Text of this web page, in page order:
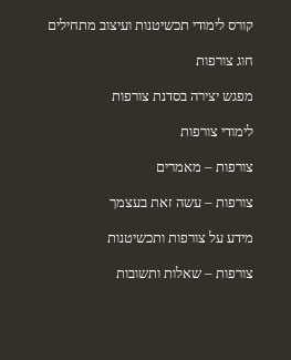
קורס לימודי תכשיטנות ועיצוב מתחילים
חוג צורפות
מפגש יצירה בסדנת צורפות
לימודי צורפות
צורפות – מאמרים
צורפות – עשה זאת בעצמך
מידע על צורפות ותכשיטנות
צורפות – שאלות ותשובות